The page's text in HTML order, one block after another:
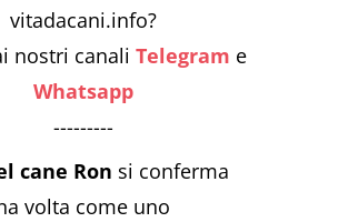
vitadacani.info?
nostri canaliTelegram e
Whatsapp
---------
cane Ron si conferma
volta come uno